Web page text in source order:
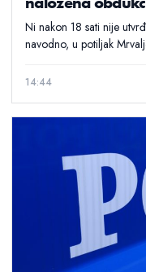
Ni nakon 18 sati nije
navodno, u potiljak
14:44